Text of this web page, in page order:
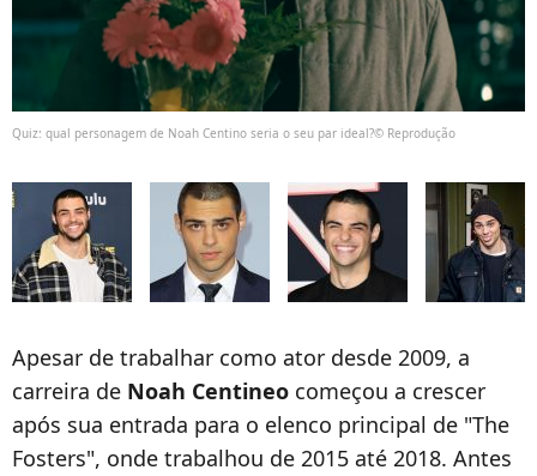
Quiz: qual personagem de Noah Centino seria o seu par ideal?© Reprodução
Apesar de trabalhar como ator desde 2009, a
carreira de Noah Centineo começou a crescer
após sua entrada para o elenco principal de "The
Fosters", onde trabalhou de 2015 até 2018. Antes